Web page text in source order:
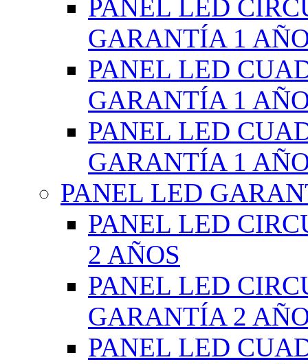
PANEL LED
GARANTÍA 1
PANEL LED
GARANTÍA 1
PANEL LED
GARANTÍA 1
PANEL LED
PANEL LED
2 AÑOS
PANEL LED
GARANTÍA 2
PANEL LED